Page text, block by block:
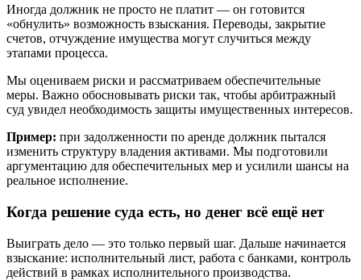
Иногда должник не просто не платит — он готовится
«обнулить» возможность взыскания. Переводы, закрытие
счетов, отчуждение имущества могут случиться между
этапами процесса.
Мы оцениваем риски и рассматриваем обеспечительные
меры. Важно обосновывать риски так, чтобы арбитражный
суд увидел необходимость защиты имущественных интересов.
Пример: при задолженности по аренде должник пытался
изменить структуру владения активами. Мы подготовили
аргументацию для обеспечительных мер и усилили шансы на
реальное исполнение.
Когда решение суда есть, но денег всё ещё нет
Выиграть дело — это только первый шаг. Дальше начинается
взыскание: исполнительный лист, работа с банками, контроль
действий в рамках исполнительного производства.